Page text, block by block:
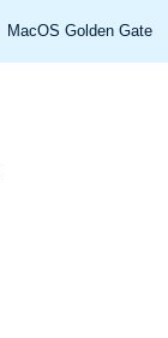
MacOS Golden Gate